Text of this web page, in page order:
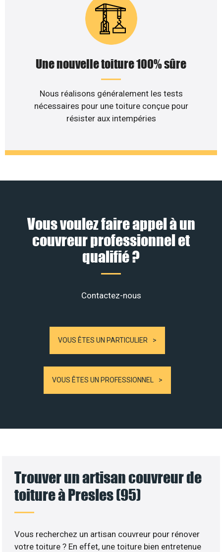
Une nouvelle toiture 100% sûre
Nous réalisons généralement les tests
nécessaires pour une toiture conçue pour
résister aux intempéries
Vous voulez faire appel à un
couvreur professionnel et
qualifié ?
Contactez-nous
VOUS ÊTES UN PARTICULIER
VOUS ÊTES UN PROFESSIONNEL
Trouver un artisan couvreur de
toiture à Presles (95)
Vous recherchez un artisan couvreur pour rénover
votre toiture ? En effet, une toiture bien entretenue